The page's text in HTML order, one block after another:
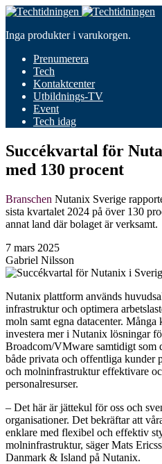
Inga produkter i varukorgen.
Prenumerera
Tech
Kontaktcenter
Utbildnings-TV
Event
Tech idag
Succékvartal för
med 130 procent
Branschen Nutanix Sverige
sista kvartalet 2024 på över 130
annat land där bolaget är verksamt.
7 mars 2025
Gabriel Nilsson
Nutanix plattform används
infrastruktur och optimera
moln samt egna datacenter.
investera mer i Nutanix lösningar
Broadcom/VMware samtidigt som
både privata och offentliga kunder
och molninfrastruktur effektivare
personalresurser.
– Det här är jättekul för oss och
organisationer. Det bekräftar att
enklare med flexibel och effektiv
molninfrastruktur, säger Mats
Danmark & Island på Nutanix.